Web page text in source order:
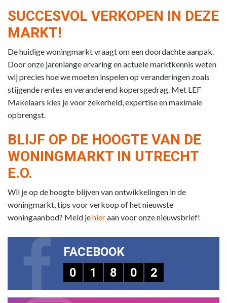
SUCCESVOL VERKOPEN IN DEZE
MARKT!
De huidige woningmarkt vraagt om een doordachte aanpak.
Door onze jarenlange ervaring en actuele marktkennis weten
wij precies hoe we moeten inspelen op veranderingen zoals
stijgende rentes en veranderend kopersgedrag. Met LEF
Makelaars kies je voor zekerheid, expertise en maximale
opbrengst.
BLIJF OP DE HOOGTE VAN DE
WONINGMARKT IN UTRECHT
E.O.
Wil je op de hoogte blijven van ontwikkelingen in de
woningmarkt, tips voor verkoop of het nieuwste
woningaanbod? Meld jehieraan voor onze nieuwsbrief!
FACEBOOK
0
1 8 0 2